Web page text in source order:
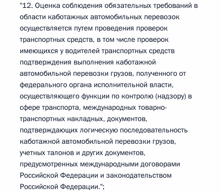
"12. Оценка соблюдения обязательных требований в
области каботажных автомобильных перевозок
осуществляется путем проведения проверок
транспортных средств, в том числе проверок
имеющихся у водителей транспортных средств
подтверждения выполнения каботажной
автомобильной перевозки грузов, полученного от
федерального органа исполнительной власти,
осуществляющего функции по контролю (надзору) в
сфере транспорта, международных товарно-
транспортных накладных, документов,
подтверждающих логическую последовательность
каботажной автомобильной перевозки грузов,
учетных талонов и других документов,
предусмотренных международными договорами
Российской Федерации и законодательством
Российской Федерации.";